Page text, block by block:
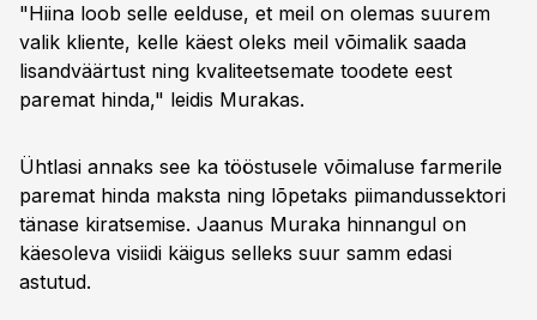
"Hiina loob selle eelduse, et meil on olemas suurem
valik kliente, kelle käest oleks meil võimalik saada
lisandväärtust ning kvaliteetsemate toodete eest
paremat hinda," leidis Murakas.
Ühtlasi annaks see ka tööstusele võimaluse farmerile
paremat hinda maksta ning lõpetaks piimandussektori
tänase kiratsemise. Jaanus Muraka hinnangul on
käesoleva visiidi käigus selleks suur samm edasi
astutud.